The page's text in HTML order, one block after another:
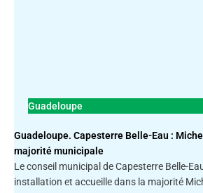
Guadeloupe
Guadeloupe. Capesterre Belle-Eau :
majorité municipale
Le conseil municipal de Capesterre Belle-
installation et accueille dans la majorité